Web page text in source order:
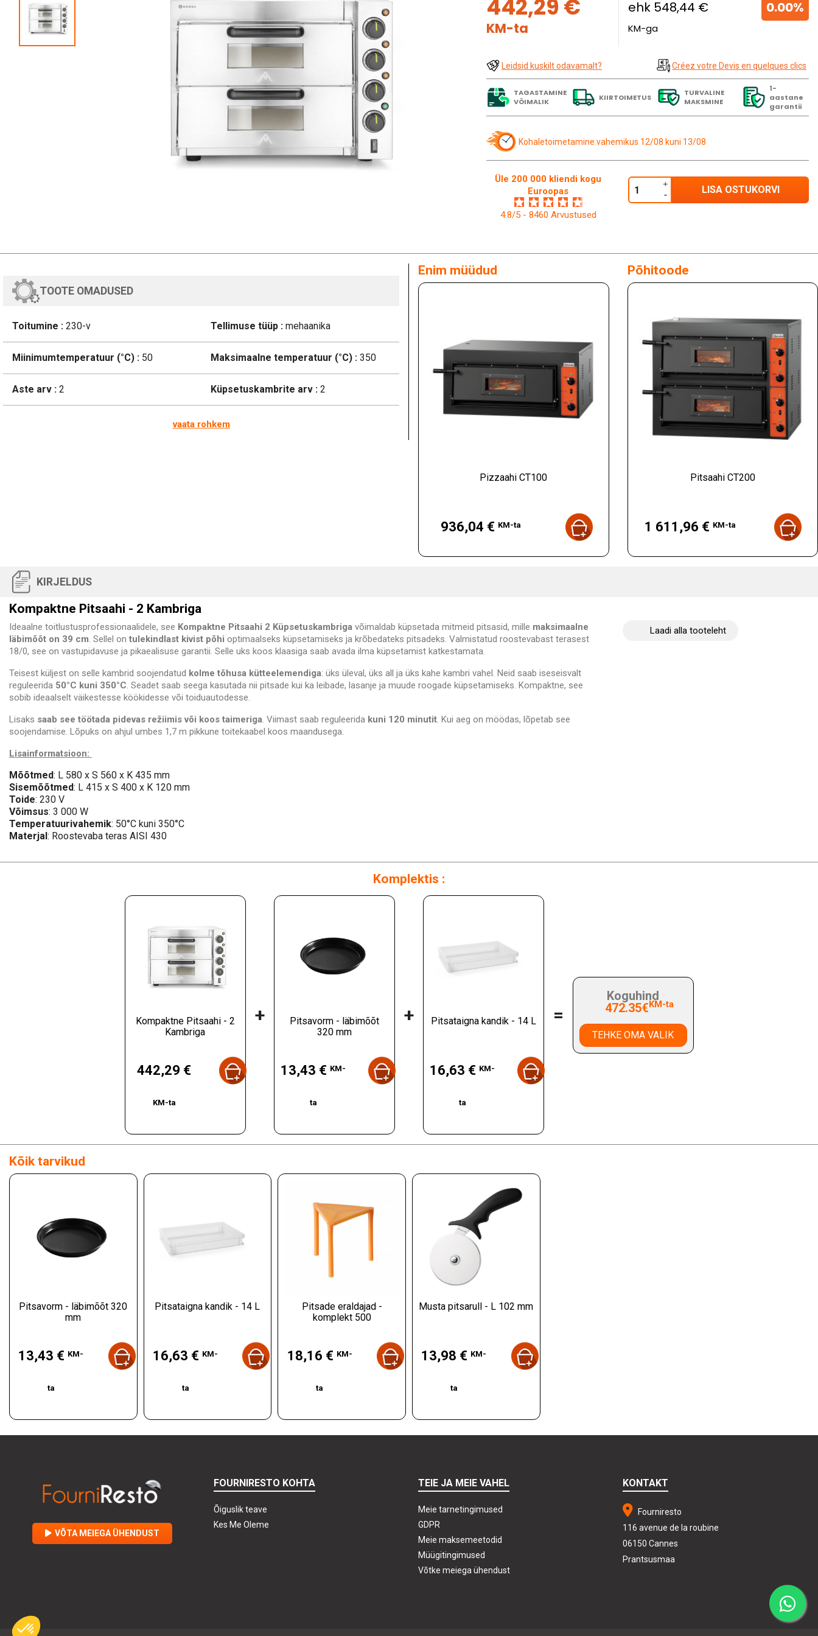
442,29 €
KM-ta
ehk 548,44 €
KM-ga
0.00%
Leidsid kuskilt odavamalt? Créez votre Devis en quelques clics
TAGASTAMINE
VÕIMALIK
KIIRTOIMETUS
TURVALINE
MAKSMINE
1-
aastane
garantii
Kohaletoimetamine vahemikus 12/08 kuni 13/08
Üle 200 000 kliendi kogu
Euroopas
4.8/5 - 8460 Arvustused
LISA OSTUKORVI
TOOTE OMADUSED
Toitumine : 230-v Tellimuse tüüp :mehaanika
Miinimumtemperatuur (°C) : 50 Maksimaalne temperatuur (°C) :350
Aste arv : 2 Küpsetuskambrite arv :2
vaata rohkem
Enim müüdud
Pizzaahi CT100
936,04 € KM-ta
Põhitoode
Pitsaahi CT200
1 611,96 € KM-ta
KIRJELDUS
Kompaktne Pitsaahi - 2 Kambriga
Ideaalne toitlustusprofessionaalidele, see Kompaktne Pitsaahi 2 Küpsetuskambriga võimaldab küpsetada mitmeid pitsasid, mille maksimaalne
läbimõõt on 39 cm. Sellel on tulekindlast kivist põhi optimaalseks küpsetamiseks ja krõbedateks pitsadeks. Valmistatud roostevabast terasest
18/0, see on vastupidavuse ja pikaealisuse garantii. Selle uks koos klaasiga saab avada ilma küpsetamist katkestamata.
Teisest küljest on selle kambrid soojendatud kolme tõhusa kütteelemendiga: üks üleval, üks all ja üks kahe kambri vahel. Neid saab iseseisvalt
reguleerida 50°C kuni 350°C. Seadet saab seega kasutada nii pitsade kui ka leibade, lasanje ja muude roogade küpsetamiseks. Kompaktne, see
sobib ideaalselt väikestesse köökidesse või toiduautodesse.
Lisaks saab see töötada pidevas režiimis või koos taimeriga. Viimast saab reguleerida kuni 120 minutit. Kui aeg on möödas, lõpetab see
soojendamise. Lõpuks on ahjul umbes 1,7 m pikkune toitekaabel koos maandusega.
Lisainformatsioon:
Mõõtmed: L 580 x S 560 x K 435 mm
Sisemõõtmed: L 415 x S 400 x K 120 mm
Toide: 230 V
Võimsus: 3 000 W
Temperatuurivahemik: 50°C kuni 350°C
Materjal : Roostevaba teras AISI 430
Laadi alla tooteleht
Komplektis :
Kompaktne Pitsaahi - 2
Kambriga
442,29 €
KM-ta
+
Pitsavorm - läbimõõt
320 mm
13,43 € KM-
ta
+ Pitsataigna kandik - 14 L
16,63 € KM-
ta
=
Koguhind
472.35€KM-ta
TEHKE OMA VALIK
Kõik tarvikud
Pitsavorm - läbimõõt 320
mm
13,43 € KM-
ta
Pitsataigna kandik - 14 L
16,63 € KM-
ta
Pitsade eraldajad -
komplekt 500
18,16 € KM-
ta
Musta pitsarull - L 102 mm
13,98 € KM-
ta
VÕTA MEIEGA ÜHENDUST
FOURNIRESTO KOHTA
Õiguslik teave
Kes Me Oleme
TEIE JA MEIE VAHEL
Meie tarnetingimused
GDPR
Meie maksemeetodid
Müügitingimused
Võtke meiega ühendust
KONTAKT
Fourniresto
116 avenue de la roubine
06150 Cannes
Prantsusmaa